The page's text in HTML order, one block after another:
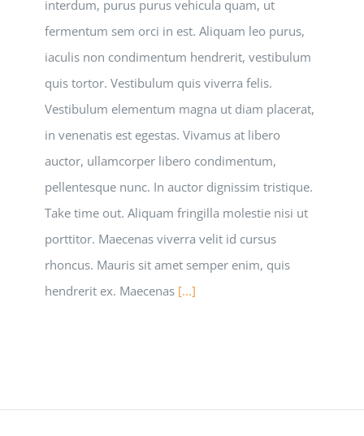
interdum, purus purus vehicula quam, ut
fermentum sem orci in est. Aliquam leo purus,
iaculis non condimentum hendrerit, vestibulum
quis tortor. Vestibulum quis viverra felis.
Vestibulum elementum magna ut diam placerat,
in venenatis est egestas. Vivamus at libero
auctor, ullamcorper libero condimentum,
pellentesque nunc. In auctor dignissim tristique.
Take time out. Aliquam fringilla molestie nisi ut
porttitor. Maecenas viverra velit id cursus
rhoncus. Mauris sit amet semper enim, quis
hendrerit ex. Maecenas [...]